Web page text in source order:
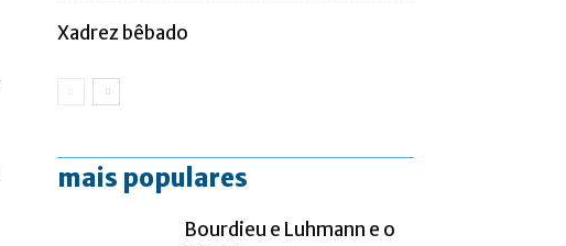
Xadrez bêbado
mais populares
Bourdieu e Luhmann e o